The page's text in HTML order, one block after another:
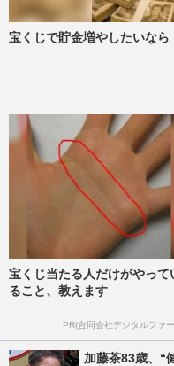
宝くじで貯金増やしたいなら
宝くじ当たる人だけがやって
ること、教えます
PR(合同会社デジタルファ
加藤茶83歳、“